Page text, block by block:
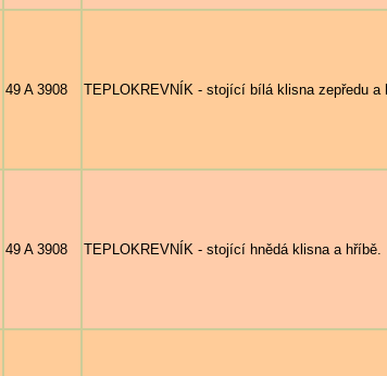
49 A 3908 TEPLOKREVNÍK - stojící bílá klisna zepředu a
49 A 3908 TEPLOKREVNÍK - stojící hnědá klisna a hříbě.